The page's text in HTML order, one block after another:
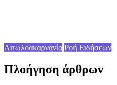
Αιτωλοακαρνανία Ροή Ειδήσεων
Πλοήγηση άρθρων